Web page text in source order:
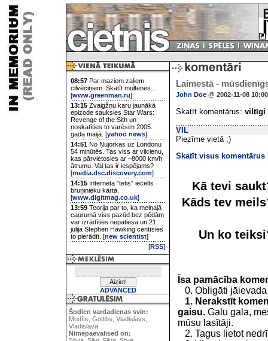
08:57 Par maziem zaļiem
cilvēciņiem. Skatīt multenes...
[www.greenman.ru]
13:15 Zvaigžņu karu jaunākā
epizode sauksies Star Wars:
Revenge of the Sith un
noskatīties to varēsim 2005.
gada maijā. [yahoo news]
14:51 No Ņujorkas uz Londonu
54 minūtēs. Tas viss ar vilcienu,
kas pārvietosies ar ~8000 km/h
ātrumu. Vai tas ir iespējams?
[media.dsc.discovery.com]
14:15 Interneta "tētis" iecelts
bruņinieku kārtā.
[www.digitmag.co.uk]
13:59 Teorija par to, ka melnajā
caurumā viss pazūd bez pēdām
var izrādīties nepatiesa un 21.
jūlijā Stephen Hawking centīsies
to pierādīt. [new scientist]
[RSS]
ADVANCED
Šodien vardadienas svin:
Mudīte, Gotlibs, Vladislavs,
Vladislava
Nimepaevalised on:
Laimestā -
John Doe @ 2002-11-08 10:00
Skatīt komentārus: viltīgi
VIL
Piezīme vietā ;)
Skatīt visus komentārus
Kā tevi
Kāds tev
Un ko
Īsa pamācība
0. Obligāti jāievada
1. Nerakstīt
gaisu. Galu galā,
mūsu lasītāji.
2. Tagus lietot